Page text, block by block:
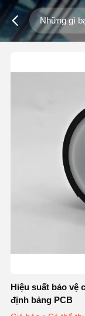
Hiệu suất bảo vệ
định bảng PCB